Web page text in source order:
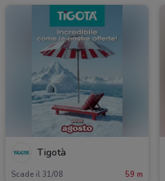
Tigotà
Scade il 31/08 59 m